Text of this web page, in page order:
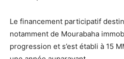
Le financement participatif
notamment de Mourabaha
progression et s’est établi à 15